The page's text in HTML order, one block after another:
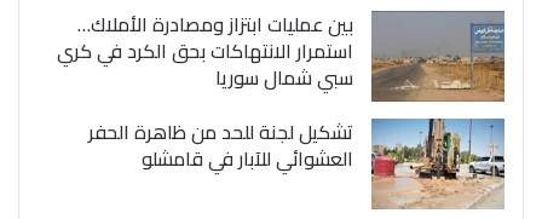
بين عمليات ابتزاز ومصادرة الأملاك…
استمرار الانتهاكات بحق الكرد في كري
سبي شمال سوريا
تشكيل لجنة للحد من ظاهرة الحفر
العشوائي للآبار في قامشلو